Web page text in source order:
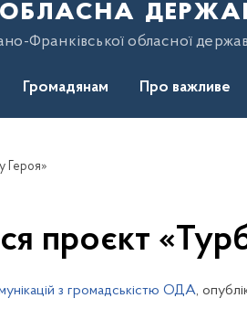
Франківської обласної
Громадянам Про важливе
Героя»
проєкт
з громадськістю ОДА,